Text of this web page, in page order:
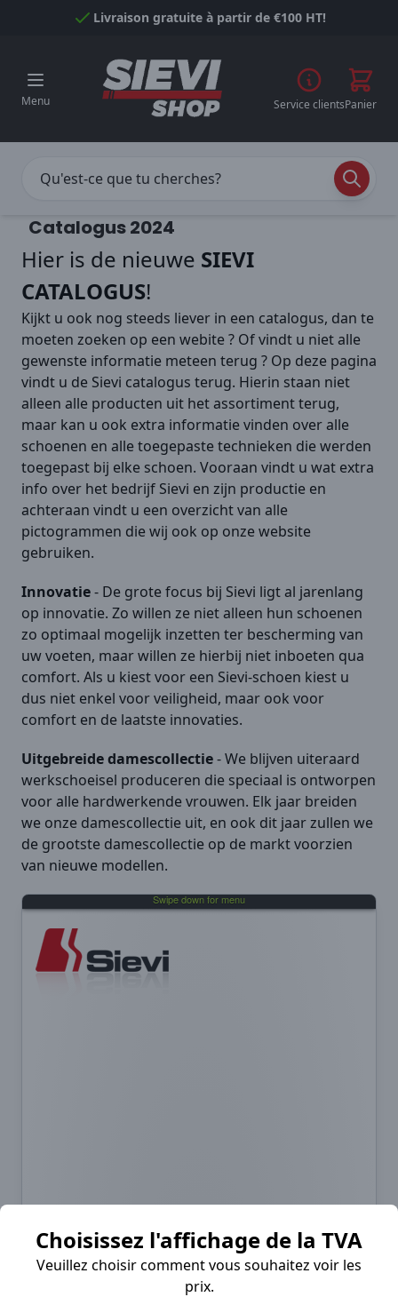
Passer au contenu
Choisissez l'affichage de la TVA
Veuillez choisir comment vous souhaitez voir les
prix.
Livraison gratuite à partir de €100 HT!
Menu Service clientsPanier
Catalogus 2024
Hier is de nieuwe SIEVI
CATALOGUS!
Kijkt u ook nog steeds liever in een catalogus, dan te
moeten zoeken op een webite ? Of vindt u niet alle
gewenste informatie meteen terug ? Op deze pagina
vindt u de Sievi catalogus terug. Hierin staan niet
alleen alle producten uit het assortiment terug,
maar kan u ook extra informatie vinden over alle
schoenen en alle toegepaste technieken die werden
toegepast bij elke schoen. Vooraan vindt u wat extra
info over het bedrijf Sievi en zijn productie en
achteraan vindt u een overzicht van alle
pictogrammen die wij ook op onze website
gebruiken.
Innovatie- De grote focus bij Sievi ligt al jarenlang
op innovatie. Zo willen ze niet alleen hun schoenen
zo optimaal mogelijk inzetten ter bescherming van
uw voeten, maar willen ze hierbij niet inboeten qua
comfort. Als u kiest voor een Sievi-schoen kiest u
dus niet enkel voor veiligheid, maar ook voor
comfort en de laatste innovaties.
Uitgebreide damescollectie- We blijven uiteraard
werkschoeisel produceren die speciaal is ontworpen
voor alle hardwerkende vrouwen. Elk jaar breiden
we onze damescollectie uit, en ook dit jaar zullen we
de grootste damescollectie op de markt voorzien
van nieuwe modellen.